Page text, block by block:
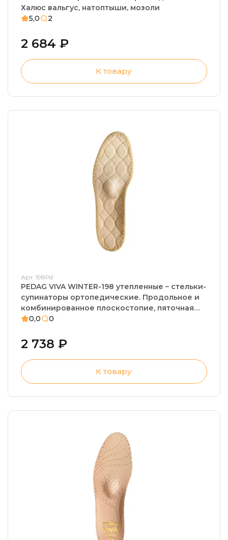
Халюс вальгус, натоптыши, мозоли
5,0
2
2 684 ₽
К товару
Арт: 198Рd
PEDAG VIVA WINTER-198 утепленные – стельки-
супинаторы ортопедические. Продольное и
комбинированное плоскостопие, пяточная
шпора, плантарный фасциит
0,0 0
2 738 ₽
К товару